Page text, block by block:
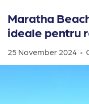
Maratha
ideale pentru
25 November 2024